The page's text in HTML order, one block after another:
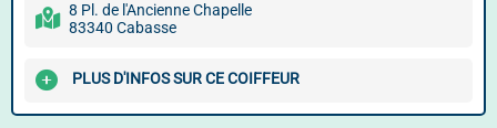
8 Pl. de l'Ancienne Chapelle
83340 Cabasse
PLUS D'INFOS SUR CE COIFFEUR